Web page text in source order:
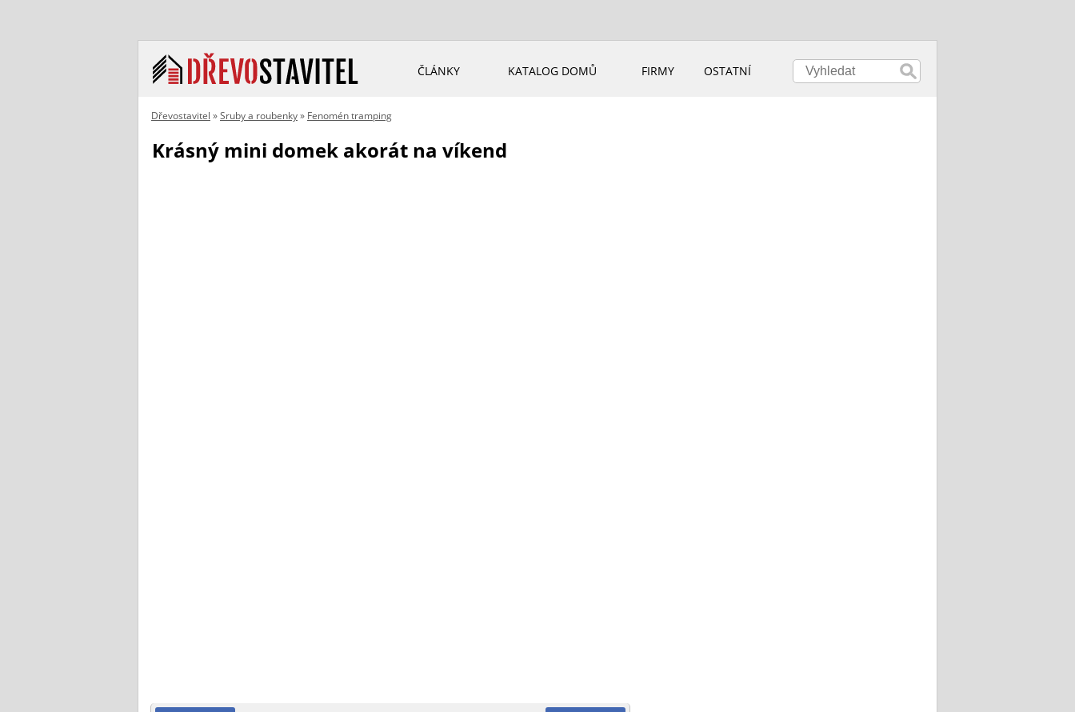
ČLÁNKY KATALOG DOMŮ FIRMY OSTATNÍ
Dřevostavitel »Sruby a roubenky» Fenomén tramping
Krásný mini domek akorát na víkend